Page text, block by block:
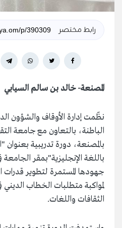
رابط مختصر
المصنعة-خالد بن سالم السيابي
نظّمت إدارة الأوقاف والشؤون
الباطنة، بالتعاون مع جامعة
بالمصنعة، دورة تدريبية بعنوان
باللغة الإنجليزية"بمقر الجامعة
جهودها المستمرة لتطوير قدرات
لمواكبة متطلبات الخطاب الديني
الثقافات واللغات.